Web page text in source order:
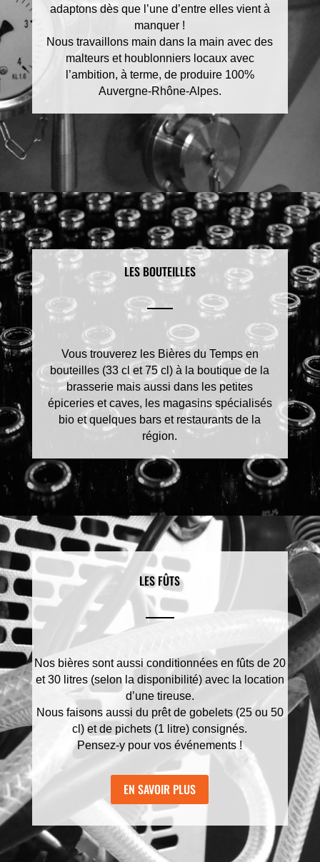
adaptons dès que l’une d’entre elles vient à
manquer !
Nous travaillons main dans la main avec des
malteurs et houblonniers locaux avec
l’ambition, à terme, de produire 100%
Auvergne-Rhône-Alpes.
LES BOUTEILLES
Vous trouverez les Bières du Temps en
bouteilles (33 cl et 75 cl) à la boutique de la
brasserie mais aussi dans les petites
épiceries et caves, les magasins spécialisés
bio et quelques bars et restaurants de la
région.
LES FÛTS
Nos bières sont aussi conditionnées en fûts de 20
et 30 litres (selon la disponibilité) avec la location
d’une tireuse.
Nous faisons aussi du prêt de gobelets (25 ou 50
cl) et de pichets (1 litre) consignés.
Pensez-y pour vos événements !
EN SAVOIR PLUS